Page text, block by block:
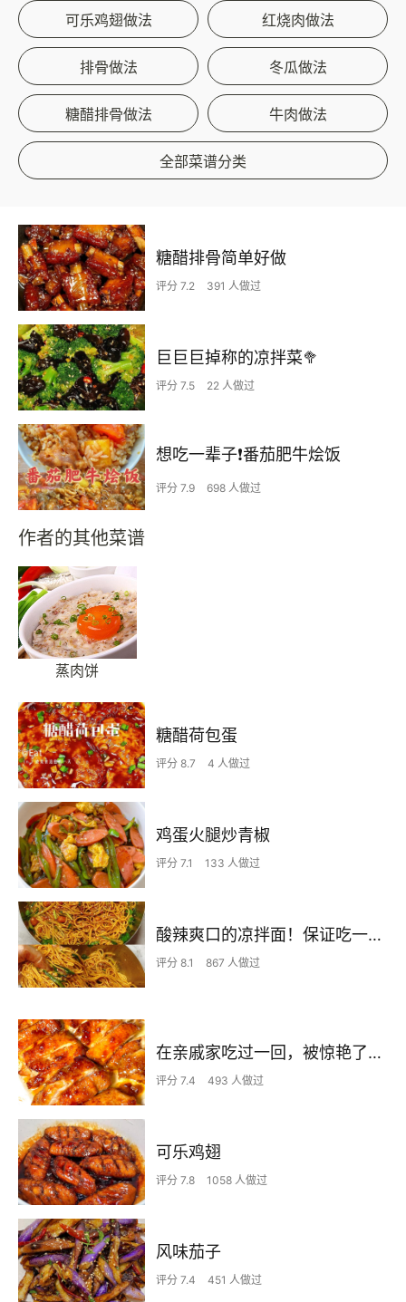
可乐鸡翅做法 红烧肉做法
排骨做法 冬瓜做法
糖醋排骨做法 牛肉做法
全部菜谱分类
糖醋排骨简单好做
评分 7.2 391 人做过
巨巨巨掉称的凉拌菜🥦
评分 7.5 22 人做过
想吃一辈子❗️番茄肥牛烩饭
评分 7.9 698 人做过
作者的其他菜谱
蒸肉饼
糖醋荷包蛋
评分 8.7 4 人做过
鸡蛋火腿炒青椒
评分 7.1 133 人做过
酸辣爽口的凉拌面！保证吃一次就上瘾
评分 8.1 867 人做过
在亲戚家吃过一回，被惊艳了…
评分 7.4 493 人做过
可乐鸡翅
评分 7.8 1058 人做过
风味茄子
评分 7.4 451 人做过